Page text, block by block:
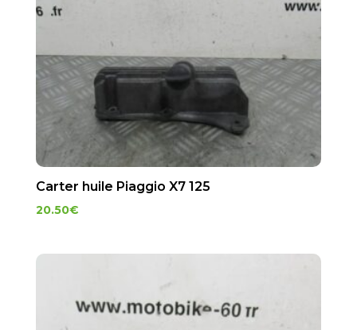
Carter huile Piaggio X7 125
20.50€